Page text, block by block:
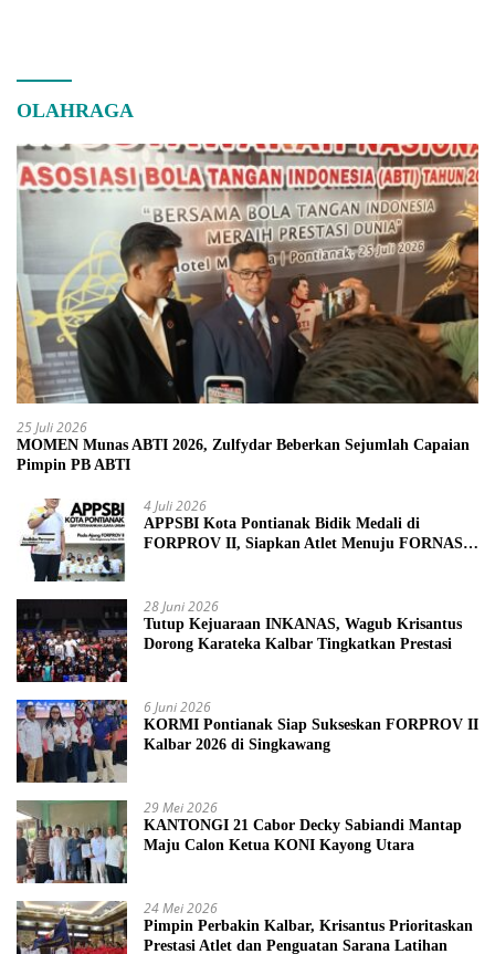
OLAHRAGA
25 Juli 2026
MOMEN Munas ABTI 2026, Zulfydar Beberkan Sejumlah Capaian
Pimpin PB ABTI
4 Juli 2026
APPSBI Kota Pontianak Bidik Medali di
FORPROV II, Siapkan Atlet Menuju FORNAS
28 Juni 2026
Tutup Kejuaraan INKANAS, Wagub Krisantus
Dorong Karateka Kalbar Tingkatkan Prestasi
6 Juni 2026
KORMI Pontianak Siap Sukseskan FORPROV II
Kalbar 2026 di Singkawang
29 Mei 2026
KANTONGI 21 Cabor Decky Sabiandi Mantap
Maju Calon Ketua KONI Kayong Utara
24 Mei 2026
Pimpin Perbakin Kalbar, Krisantus Prioritaskan
Prestasi Atlet dan Penguatan Sarana Latihan